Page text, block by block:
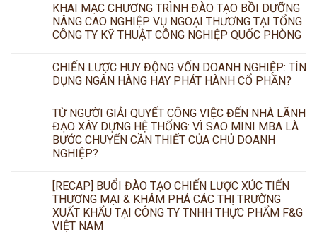
KHAI MẠC CHƯƠNG TRÌNH ĐÀO TẠO BỒI DƯỠNG
NÂNG CAO NGHIỆP VỤ NGOẠI THƯƠNG TẠI TỔNG
CÔNG TY KỸ THUẬT CÔNG NGHIỆP QUỐC PHÒNG
CHIẾN LƯỢC HUY ĐỘNG VỐN DOANH NGHIỆP: TÍN
DỤNG NGÂN HÀNG HAY PHÁT HÀNH CỔ PHẦN?
TỪ NGƯỜI GIẢI QUYẾT CÔNG VIỆC ĐẾN NHÀ LÃNH
ĐẠO XÂY DỰNG HỆ THỐNG: VÌ SAO MINI MBA LÀ
BƯỚC CHUYỂN CẦN THIẾT CỦA CHỦ DOANH
NGHIỆP?
[RECAP] BUỔI ĐÀO TẠO CHIẾN LƯỢC XÚC TIẾN
THƯƠNG MẠI & KHÁM PHÁ CÁC THỊ TRƯỜNG
XUẤT KHẨU TẠI CÔNG TY TNHH THỰC PHẨM F&G
VIỆT NAM